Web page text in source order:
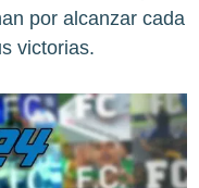
por alcanzar cada
victorias.